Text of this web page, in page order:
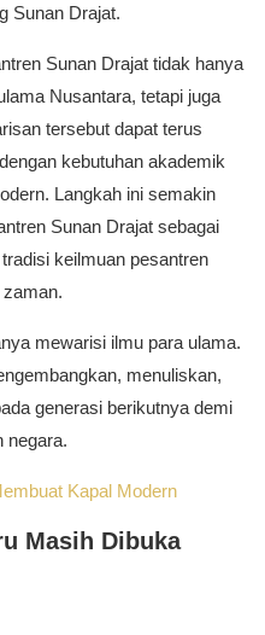
Sunan Drajat.
Sunan Drajat tidak hanya
Nusantara, tetapi juga
tersebut dapat terus
kebutuhan akademik
Langkah ini semakin
Sunan Drajat sebagai
keilmuan pesantren
mewarisi ilmu para ulama.
menuliskan,
generasi berikutnya demi
negara.
Kapal Modern
Masih Dibuka